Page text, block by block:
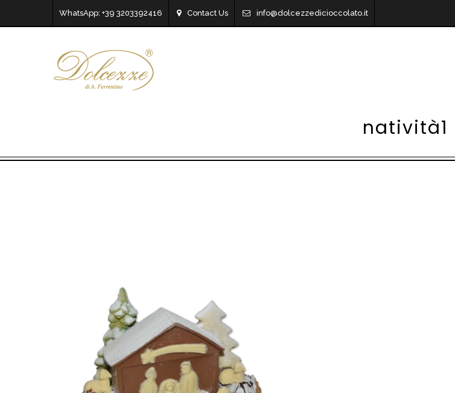
WhatsApp: +39 3203392416 Contact Us info@dolcezzedicioccolato.it
natività1